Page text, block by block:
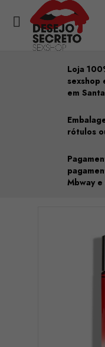

Loja
sexshop
em
rótulos
Mbway